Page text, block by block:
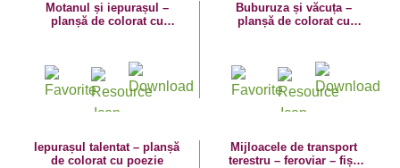
Motanul și iepurașul –
planșă de colorat cu
Buburuza și văcuța –
planșă de colorat cu
Iepurașul talentat – planșă
de colorat cu poezie
Mijloacele de transport
terestru – feroviar – fișă